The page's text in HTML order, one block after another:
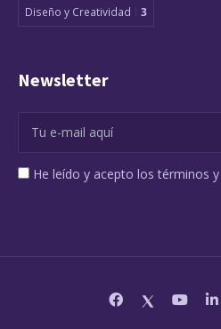
Diseño y Creatividad 3
Newsletter
He leído y acepto los términos